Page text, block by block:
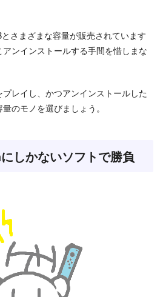
さまざまな容量が販売されています
ンインストールする手間を惜しまな
レイし、かつアンインストールした
のモノを選びましょう。
しかないソフトで勝負